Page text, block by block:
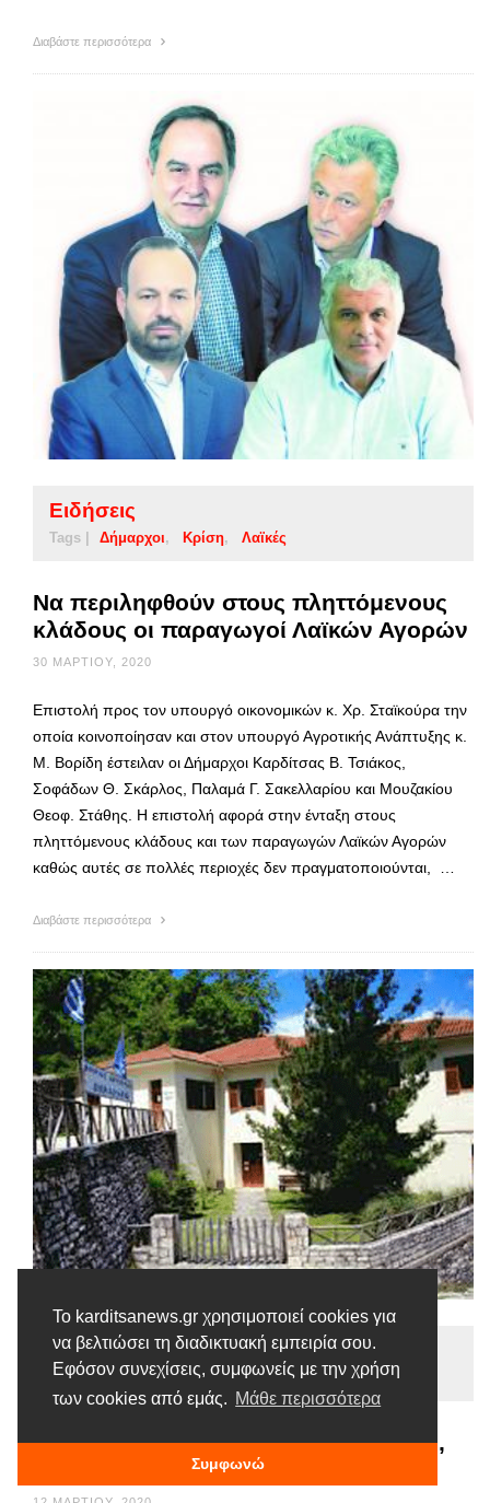
Το karditsanews.gr χρησιμοποιεί cookies για
να βελτιώσει τη διαδικτυακή εμπειρία σου.
Εφόσον συνεχίσεις, συμφωνείς με την χρήση
των cookies από εμάς. Μάθε περισσότερα
Συμφωνώ
Διαβάστε περισσότερα
Ειδήσεις
Tags | Δήμαρχοι Κρίση Λαϊκές
Να περιληφθούν στους πληττόμενους
κλάδους οι παραγωγοί Λαϊκών Αγορών
30 ΜΑΡΤΊΟΥ, 2020
Επιστολή προς τον υπουργό οικονομικών κ. Χρ. Σταϊκούρα την
οποία κοινοποίησαν και στον υπουργό Αγροτικής Ανάπτυξης κ.
Μ. Βορίδη έστειλαν οι Δήμαρχοι Καρδίτσας Β. Τσιάκος,
Σοφάδων Θ. Σκάρλος, Παλαμά Γ. Σακελλαρίου και Μουζακίου
Θεοφ. Στάθης. Η επιστολή αφορά στην ένταξη στους
πληττόμενους κλάδους και των παραγωγών Λαϊκών Αγορών
καθώς αυτές σε πολλές περιοχές δεν πραγματοποιούνται, …
Διαβάστε περισσότερα
Ειδήσεις
Tags | Αργιθέα Δήμαρχοι Συνάντηση
Συνάντηση των Δημάρχων Αγράφων,
Αργιθέας και Λίμνης Πλαστήρα